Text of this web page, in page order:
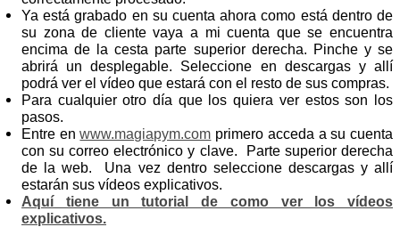
Ya está grabado en su cuenta ahora como está dentro de
su zona de cliente vaya a mi cuenta que se encuentra
encima de la cesta parte superior derecha. Pinche y se
abrirá un desplegable. Seleccione en descargas y allí
podrá ver el vídeo que estará con el resto de sus compras.
Para cualquier otro día que los quiera ver estos son los
pasos.
Entre enwww.magiapym.com primero acceda a su cuenta
con su correo electrónico y clave. Parte superior derecha
de la web. Una vez dentro seleccione descargas y allí
estarán sus vídeos explicativos.
Aquí tiene un tutorial de como ver los vídeos
explicativos.